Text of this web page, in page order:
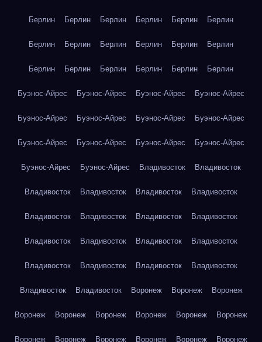
Берлин Берлин Берлин Берлин Берлин Берлин
Берлин Берлин Берлин Берлин Берлин Берлин
Берлин Берлин Берлин Берлин Берлин Берлин
Буэнос-Айрес Буэнос-Айрес Буэнос-Айрес Буэнос-Айрес
Буэнос-Айрес Буэнос-Айрес Буэнос-Айрес Буэнос-Айрес
Буэнос-Айрес Буэнос-Айрес Буэнос-Айрес Буэнос-Айрес
Буэнос-Айрес Буэнос-Айрес Владивосток Владивосток
Владивосток Владивосток Владивосток Владивосток
Владивосток Владивосток Владивосток Владивосток
Владивосток Владивосток Владивосток Владивосток
Владивосток Владивосток Владивосток Владивосток
Владивосток Владивосток Воронеж Воронеж Воронеж
Воронеж Воронеж Воронеж Воронеж Воронеж Воронеж
Воронеж Воронеж Воронеж Воронеж Воронеж Воронеж